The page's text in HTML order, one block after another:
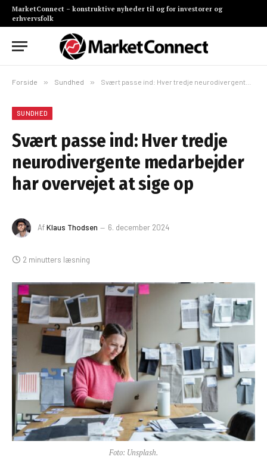
MarketConnect – konstruktive nyheder til og for investorer og
erhvervsfolk
Forside » Sundhed » Svært passe ind: Hver tredje neurodivergente medarbejder har overvejet at sige op
SUNDHED
Svært passe ind: Hver tredje
neurodivergente medarbejder
har overvejet at sige op
AfKlaus Thodsen 6. december 2024
2 minutters læsning
Foto: Unsplash.